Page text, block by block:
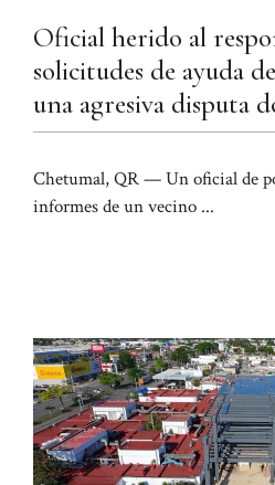
Oficial herido al
solicitudes de ayuda
una agresiva disputa
Chetumal, QR — Un oficial de
informes de un vecino ...